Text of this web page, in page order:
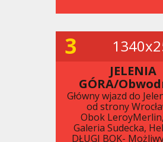
3
JELENIA
GÓRA/
Główny wjazd do
od strony
Obok LeroyMerlin,
Galeria Sudecka,
DŁUGI BOK-